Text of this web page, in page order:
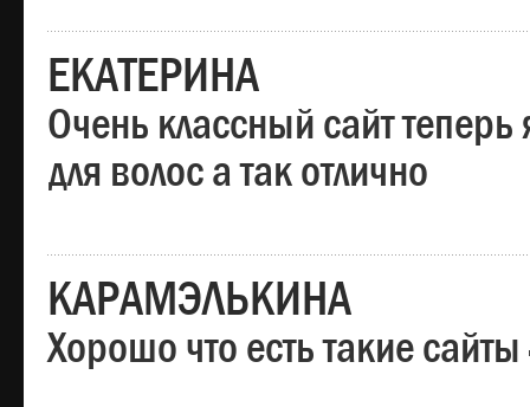
ЕКАТЕРИНА
Очень классный сайт теперь
для волос а так отлично
КАРАМЭЛЬКИНА
Хорошо что есть такие сайты